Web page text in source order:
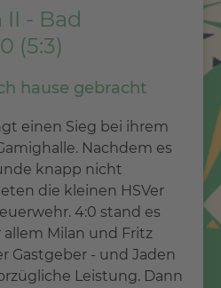
II - Bad
(5:3)
hause gebracht
einen Sieg bei ihrem
Nachdem es
knapp nicht
die kleinen HSVer
4:0 stand es
allem Milan und Fritz
Gastgeber - und Jaden
Leistung. Dann